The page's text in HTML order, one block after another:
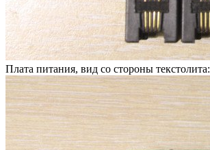
Плата питания, вид со стороны текстолита: